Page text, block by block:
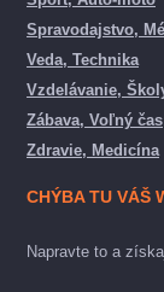
Spravodajstvo,
Veda, Technika
Vzdelávanie,
Zábava, Voľný čas
Zdravie, Medicína
CHÝBA TU VÁŠ
Napravte to a